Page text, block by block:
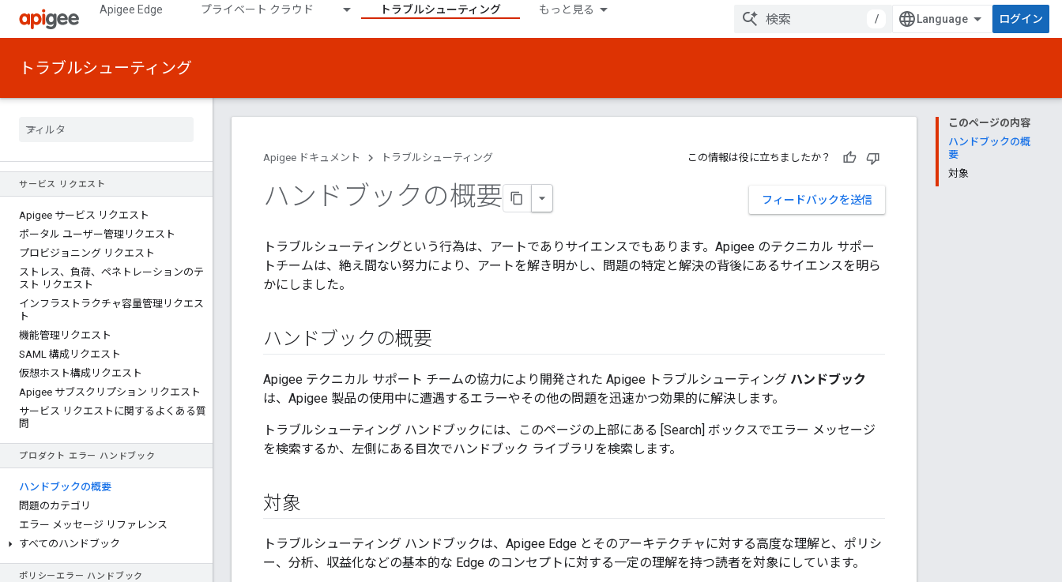
Apigee Edge プライベート クラウド トラブルシューティング もっと見る
/ ログイン
トラブルシューティング
サービス リクエスト
Apigee サービス リクエスト
ポータル ユーザー管理リクエスト
プロビジョニング リクエスト
ストレス、負荷、ペネトレーションのテ
スト リクエスト
インフラストラクチャ容量管理リクエス
ト
機能管理リクエスト
SAML 構成リクエスト
仮想ホスト構成リクエスト
Apigee サブスクリプション リクエスト
サービス リクエストに関するよくある質
問
プロダクト エラー ハンドブック
ハンドブックの概要
問題のカテゴリ
エラー メッセージ リファレンス
すべてのハンドブック
ポリシーエラー ハンドブック
このページの内容
ハンドブックの概
要
対象
Apigee ドキュメント トラブルシューティング この情報は役に立ちましたか？
フィードバックを送信
ハンドブックの概要
トラブルシューティングという行為は、アートでありサイエンスでもあります。Apigee のテクニカル サポー
トチームは、絶え間ない努力により、アートを解き明かし、問題の特定と解決の背後にあるサイエンスを明ら
かにしました。
ハンドブックの概要
Apigee テクニカル サポート チームの協力により開発された Apigee トラブルシューティング ハンドブック
は、Apigee 製品の使用中に遭遇するエラーやその他の問題を迅速かつ効果的に解決します。
トラブルシューティング ハンドブックには、このページの上部にある [Search] ボックスでエラー メッセージ
を検索するか、左側にある目次でハンドブック ライブラリを検索します。
対象
トラブルシューティング ハンドブックは、Apigee Edge とそのアーキテクチャに対する高度な理解と、ポリシ
ー、分析、収益化などの基本的な Edge のコンセプトに対する一定の理解を持つ読者を対象にしています。